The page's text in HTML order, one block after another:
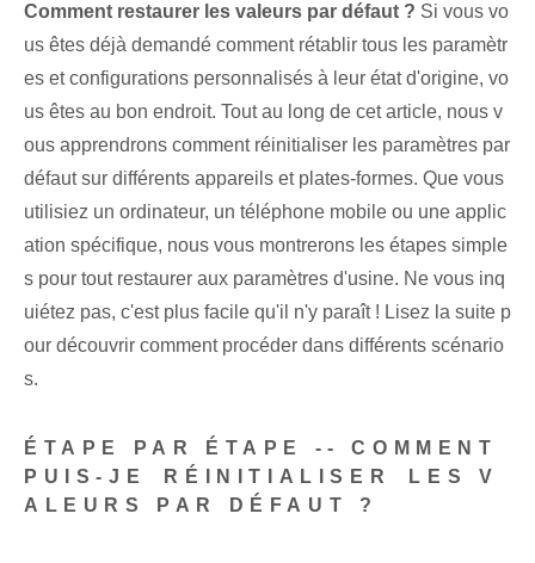
Comment restaurer les valeurs par défaut ? Si vous vo
us êtes déjà demandé comment rétablir tous les paramètr
es et configurations personnalisés à leur état d'origine, vo
us êtes au bon endroit. Tout au long de cet article, nous v
ous apprendrons comment réinitialiser les paramètres par
défaut sur différents appareils et plates-formes. Que vous
utilisiez un ordinateur, un téléphone mobile ou une applic
ation spécifique, nous vous montrerons les étapes simple
s pour tout restaurer aux paramètres d'usine. Ne vous inq
uiétez pas, c'est plus facile qu'il n'y paraît ! Lisez la suite p
our découvrir comment procéder dans différents scénario
s.
ÉTAPE PAR ÉTAPE​ --‌ COMMENT
PUIS-JE ⁤RÉINITIALISER⁢ LES V
ALEURS PAR DÉFAUT ?